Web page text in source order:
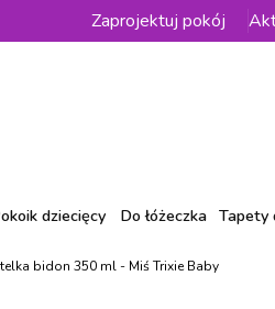
Zaprojektuj pokój
dziecięcy Do łóżeczka Tapety
bidon 350 ml - Miś Trixie Baby